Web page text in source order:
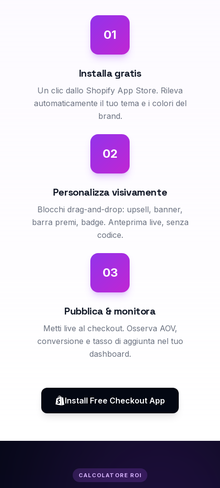
01
Installa gratis
Un clic dallo Shopify App Store. Rileva
automaticamente il tuo tema e i colori del
brand.
02
Personalizza visivamente
Blocchi drag-and-drop: upsell, banner,
barra premi, badge. Anteprima live, senza
codice.
03
Pubblica & monitora
Metti live al checkout. Osserva AOV,
conversione e tasso di aggiunta nel tuo
dashboard.
Install Free Checkout App
CALCOLATORE ROI